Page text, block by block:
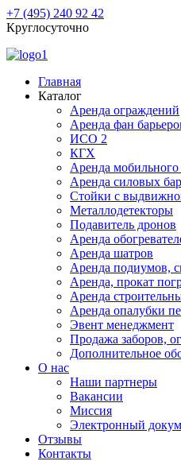
+7 (495) 240 92 42
Круглосуточно
Главная
Каталог
Аренда ограждений
Аренда фан
ИСО 2
КГХ
Аренда мобильного
Аренда силовых
Стойки с
Металлодетекторы
Подавитель дронов
Аренда
Аренда шатров
Аренда подиумов,
Аренда, прокат
Аренда
Аренда опалубки
Эвент менеджмент
Продажа заборов,
Дополнительное
О нас
Наши партнеры
Вакансии
Миссия
Электронный
Отзывы
Контакты